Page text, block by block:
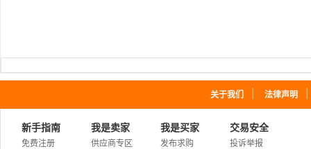
关于我们 法律声明
新手指南
免费注册
我是卖家
供应商专区
我是买家
发布求购
交易安全
投诉举报